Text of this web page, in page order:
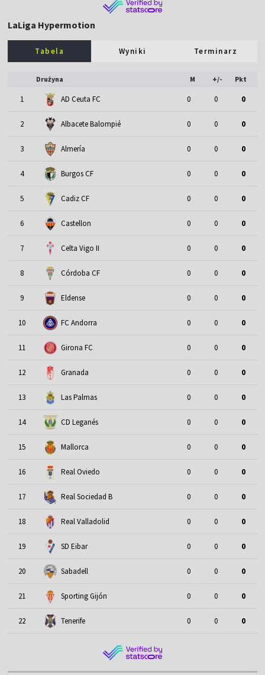
LaLiga Hypermotion
Tabela Wyniki Terminarz
Drużyna M +/- Pkt
1 AD Ceuta FC 0 0 0
2 Albacete Balompié 0 0 0
3 Almería 0 0 0
4 Burgos CF 0 0 0
5 Cadiz CF 0 0 0
6 Castellon 0 0 0
7 Celta Vigo II 0 0 0
8 Córdoba CF 0 0 0
9 Eldense 0 0 0
10 FC Andorra 0 0 0
11 Girona FC 0 0 0
12 Granada 0 0 0
13 Las Palmas 0 0 0
14 CD Leganés 0 0 0
15 Mallorca 0 0 0
16 Real Oviedo 0 0 0
17 Real Sociedad B 0 0 0
18 Real Valladolid 0 0 0
19 SD Eibar 0 0 0
20 Sabadell 0 0 0
21 Sporting Gijón 0 0 0
22 Tenerife 0 0 0